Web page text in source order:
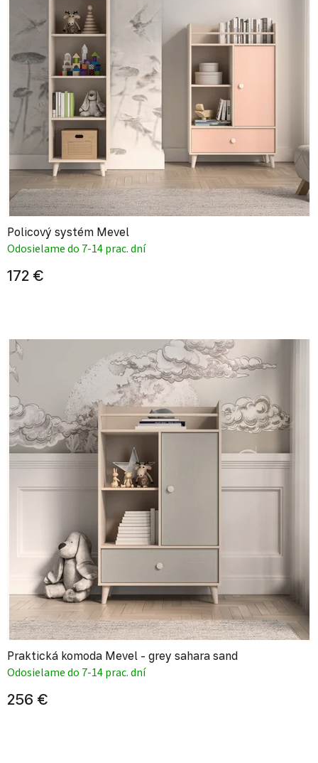
Policový systém Mevel
Odosielame do 7-14 prac. dní
172 €
Praktická komoda Mevel - grey sahara sand
Odosielame do 7-14 prac. dní
256 €